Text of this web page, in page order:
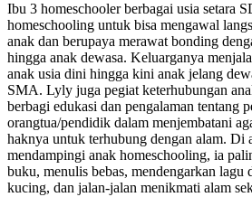
Ibu 3 homeschooler berbagai usia setara
homeschooling untuk bisa mengawal
anak dan berupaya merawat bonding
hingga anak dewasa. Keluarganya
anak usia dini hingga kini anak jelang
SMA. Lyly juga pegiat keterhubungan
berbagi edukasi dan pengalaman tentang
orangtua/pendidik dalam menjembatani
haknya untuk terhubung dengan alam. Di
mendampingi anak homeschooling, ia
buku, menulis bebas, mendengarkan lagu
kucing, dan jalan-jalan menikmati alam